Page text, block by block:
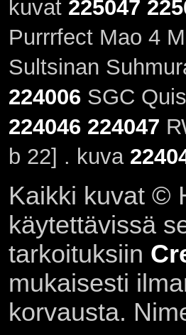
kuvat 225047
Purrrfect Mao 4
Sultsinan
224006SGC
224046 224047
b 22] . kuva
Kaikki kuvat ©
käytettävissä
tarkoituksiin
mukaisesti
korvausta.